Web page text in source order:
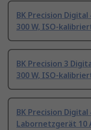
BK Precision
300 W, ISO-
BK Precision 3
300 W, ISO-
BK Precision
Labornetzgerät 10